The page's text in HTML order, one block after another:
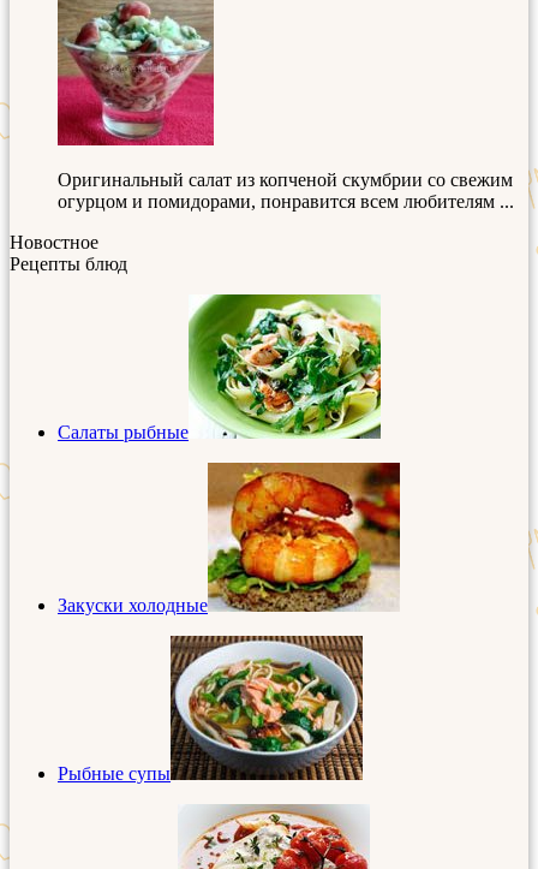
Оригинальный салат из копченой скумбрии со свежим
огурцом и помидорами, понравится всем любителям ...
Новостное
Рецепты блюд
Салаты рыбные
Закуски холодные
Рыбные супы